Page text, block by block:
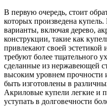
В первую очередь, стоит
которых произведена
варианты, включая дерево,
конструкции, такие как
привлекают своей эстетикой
требуют более тщательного
сделанные из нержавеющей
высоким уровнем прочности
быть изготовлены в
Акриловые купели легкие и
уступать в долговечности